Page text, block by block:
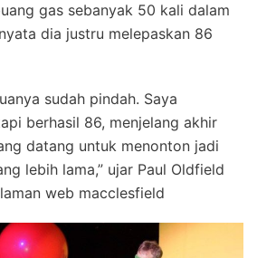
gas sebanyak 50 kali dalam
dia justru melepaskan 86
sudah pindah. Saya
berhasil 86, menjelang akhir
datang untuk menonton jadi
lebih lama,” ujar Paul Oldfield
web macclesfield